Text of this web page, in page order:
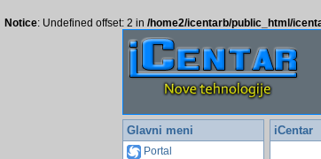
Notice: Undefined offset: 2 in /home2/icentarb/public_html/
Glavni meni
Portal
iCentar